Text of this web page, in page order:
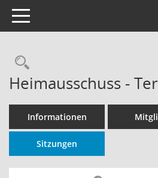
Toggle navigation
Rechercheauswahl
Heimausschuss -
Informationen
Sitzungen